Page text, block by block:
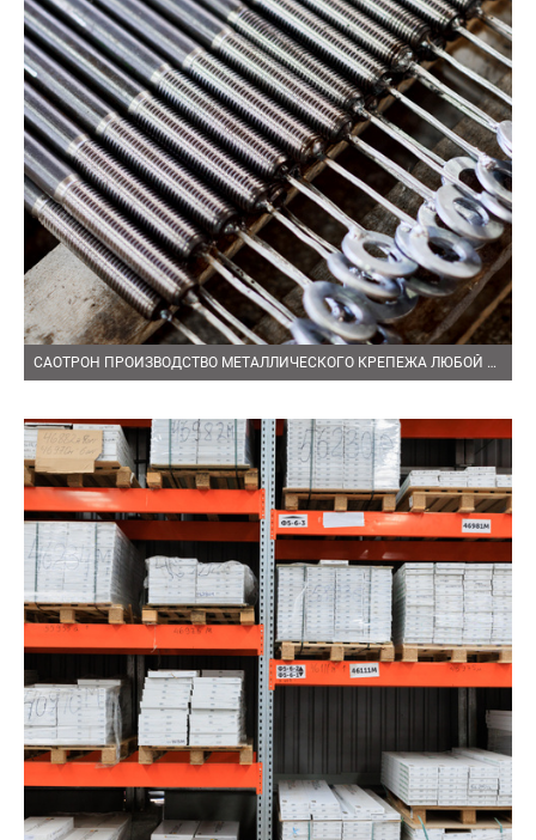
САОТРОН ПРОИЗВОДСТВО МЕТАЛЛИЧЕСКОГО КРЕПЕЖА ЛЮБОЙ СЛОЖНОСТИ